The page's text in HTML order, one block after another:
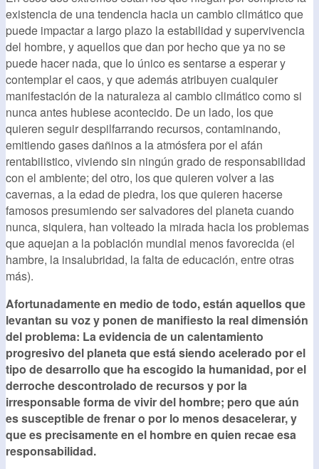
existencia de una tendencia hacia un cambio climático que
puede impactar a largo plazo la estabilidad y supervivencia
del hombre, y aquellos que dan por hecho que ya no se
puede hacer nada, que lo único es sentarse a esperar y
contemplar el caos, y que además atribuyen cualquier
manifestación de la naturaleza al cambio climático como si
nunca antes hubiese acontecido. De un lado, los que
quieren seguir despilfarrando recursos, contaminando,
emitiendo gases dañinos a la atmósfera por el afán
rentabilistico, viviendo sin ningún grado de responsabilidad
con el ambiente; del otro, los que quieren volver a las
cavernas, a la edad de piedra, los que quieren hacerse
famosos presumiendo ser salvadores del planeta cuando
nunca, siquiera, han volteado la mirada hacia los problemas
que aquejan a la población mundial menos favorecida (el
hambre, la insalubridad, la falta de educación, entre otras
más).
Afortunadamente en medio de todo, están aquellos que
levantan su voz y ponen de manifiesto la real dimensión
del problema: La evidencia de un calentamiento
progresivo del planeta que está siendo acelerado por el
tipo de desarrollo que ha escogido la humanidad, por el
derroche descontrolado de recursos y por la
irresponsable forma de vivir del hombre; pero que aún
es susceptible de frenar o por lo menos desacelerar, y
que es precisamente en el hombre en quien recae esa
responsabilidad.